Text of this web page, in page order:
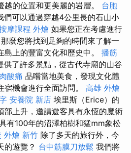
的位置和更美麗的岩層。 台胞
們可以通過穿越4公里長的石山小
摩課程 外燴 如果您正在考慮進行
麼您將找到足夠的時間來了解一
上的豐富文化和歷史中。 播筋
供了許多景點，從古代寺廟的山谷
酸痛 品嚐當地美食，發現文化體
機會進行全面訪問。 高雄 外燴
安養院 新店 埃里斯（Erice）的
部上升，邀請遊客具有永恆的魔術
有100年的沼澤柏樹和猛mm象松
外燴 新竹 除了多天的旅行外，今
的遊覽？ 台中筋膜刀放鬆 我們將